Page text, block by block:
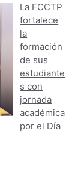
La FCCTP
fortalece
la
formación
de sus
estudiante
s con
jornada
académica
por el Día